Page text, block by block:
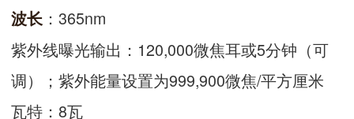
波长 ：365nm
紫外线曝光输出：120,000微焦耳或5分钟（可
调）；紫外能量设置为999,900微焦/平方厘米
瓦特：8瓦